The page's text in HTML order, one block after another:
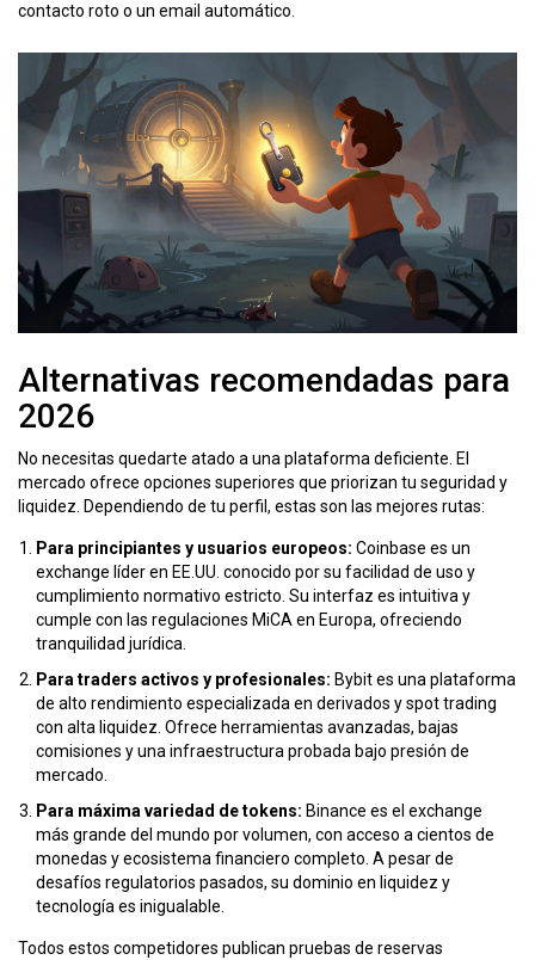
contacto roto o un email automático.
Alternativas recomendadas para
2026
No necesitas quedarte atado a una plataforma deficiente. El
mercado ofrece opciones superiores que priorizan tu seguridad y
liquidez. Dependiendo de tu perfil, estas son las mejores rutas:
Para principiantes y usuarios europeos: Coinbase es un
exchange líder en EE.UU. conocido por su facilidad de uso y
cumplimiento normativo estricto. Su interfaz es intuitiva y
cumple con las regulaciones MiCA en Europa, ofreciendo
tranquilidad jurídica.
Para traders activos y profesionales: Bybites una plataforma
de alto rendimiento especializada en derivados y spot trading
con alta liquidez. Ofrece herramientas avanzadas, bajas
comisiones y una infraestructura probada bajo presión de
mercado.
Para máxima variedad de tokens: Binance es el exchange
más grande del mundo por volumen, con acceso a cientos de
monedas y ecosistema financiero completo. A pesar de
desafíos regulatorios pasados, su dominio en liquidez y
tecnología es inigualable.
Todos estos competidores publican pruebas de reservas